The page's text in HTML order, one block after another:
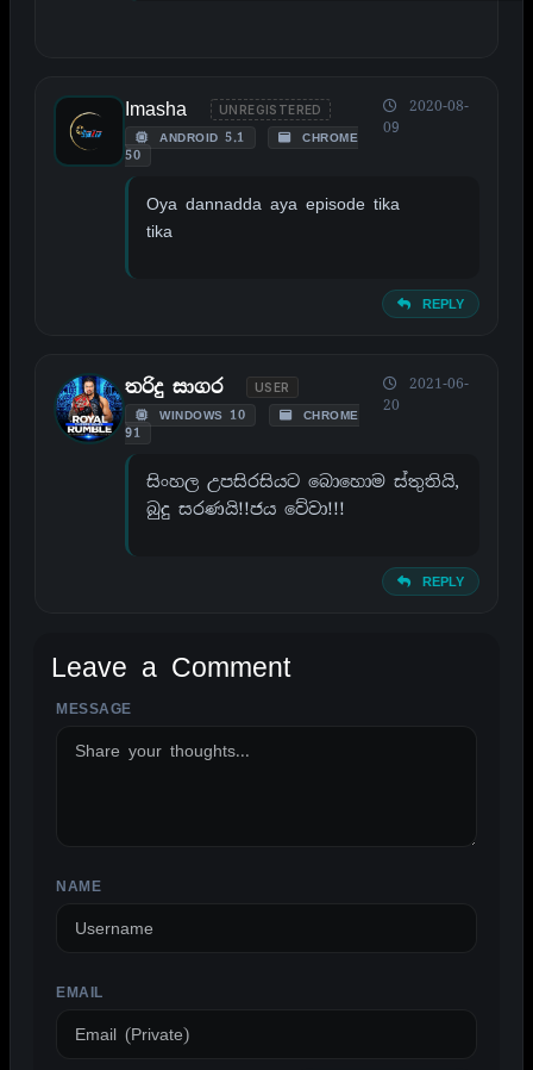
Imasha UNREGISTERED
ANDROID 5.1
CHROME
50
2020-08-
09
Oya dannadda aya episode tika
tika
REPLY
තරිදු සාගර USER
WINDOWS 10
CHROME
91
2021-06-
20
සිංහල උපසිරසියට බොහොම ස්තුතියි,
බුදු සරණයි!!ජය වේවා!!!
REPLY
Leave a Comment
MESSAGE
NAME
EMAIL
ALTERNATIVE: